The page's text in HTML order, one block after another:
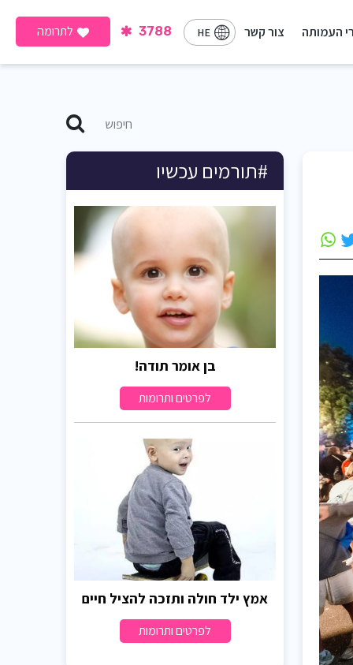
העמותה צור קשר HE
3788 לתרומה
#תורמים עכשיו
בן אומר תודה!
לפרטים ותרומות
אמץ ילד חולה ותזכה להציל חיים
לפרטים ותרומות